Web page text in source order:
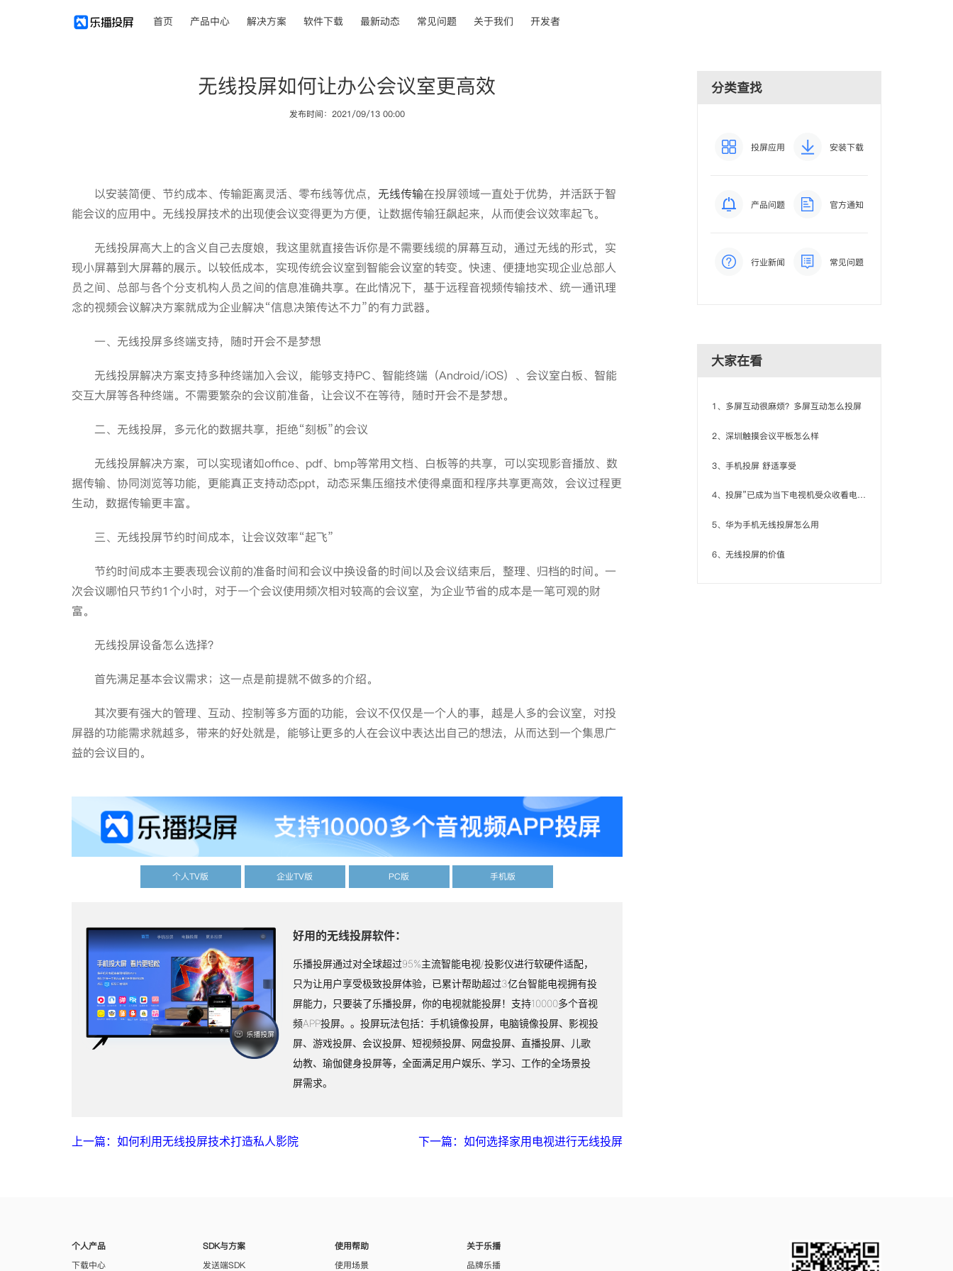
首页 产品中心 解决方案 软件下载 最新动态 常见问题 关于我们 开发者
无线投屏如何让办公会议室更高效
发布时间：2021/09/13 00:00
以安装简便、节约成本、传输距离灵活、零布线等优点， 无线传输在投屏领域一直处于优势，并活跃于智
能会议的应用中。无线投屏技术的出现使会议变得更为方便，让数据传输狂飙起来，从而使会议效率起飞。
无线投屏高大上的含义自己去度娘，我这里就直接告诉你是不需要线缆的屏幕互动，通过无线的形式，实
现小屏幕到大屏幕的展示。以较低成本，实现传统会议室到智能会议室的转变。快速、便捷地实现企业总部人
员之间、总部与各个分支机构人员之间的信息准确共享。在此情况下，基于远程音视频传输技术、统一通讯理
念的视频会议解决方案就成为企业解决“信息决策传达不力”的有力武器。
一、无线投屏多终端支持，随时开会不是梦想
无线投屏解决方案支持多种终端加入会议，能够支持PC、智能终端（Android/iOS）、会议室白板、智能
交互大屏等各种终端。不需要繁杂的会议前准备，让会议不在等待，随时开会不是梦想。
二、无线投屏，多元化的数据共享，拒绝“刻板”的会议
无线投屏解决方案，可以实现诸如office、pdf、bmp等常用文档、白板等的共享，可以实现影音播放、数
据传输、协同浏览等功能，更能真正支持动态ppt，动态采集压缩技术使得桌面和程序共享更高效，会议过程更
生动，数据传输更丰富。
三、无线投屏节约时间成本，让会议效率“起飞”
节约时间成本主要表现会议前的准备时间和会议中换设备的时间以及会议结束后，整理、归档的时间。一
次会议哪怕只节约1个小时，对于一个会议使用频次相对较高的会议室，为企业节省的成本是一笔可观的财
富。
无线投屏设备怎么选择？
首先满足基本会议需求；这一点是前提就不做多的介绍。
其次要有强大的管理、互动、控制等多方面的功能，会议不仅仅是一个人的事，越是人多的会议室，对投
屏器的功能需求就越多，带来的好处就是，能够让更多的人在会议中表达出自己的想法，从而达到一个集思广
益的会议目的。
个人TV版 企业TV版 PC版 手机版
好用的无线投屏软件：
乐播投屏通过对全球超过95%主流智能电视/投影仪进行软硬件适配，
只为让用户享受极致投屏体验，已累计帮助超过3亿台智能电视拥有投
屏能力，只要装了乐播投屏，你的电视就能投屏！支持10000多个音视
频APP投屏。。投屏玩法包括：手机镜像投屏，电脑镜像投屏、影视投
屏、游戏投屏、会议投屏、短视频投屏、网盘投屏、直播投屏、儿歌
幼教、瑜伽健身投屏等，全面满足用户娱乐、学习、工作的全场景投
屏需求。
上一篇：如何利用无线投屏技术打造私人影院 下一篇：如何选择家用电视进行无线投屏
分类查找
投屏应用 安装下载
产品问题 官方通知
行业新闻 常见问题
大家在看
1、多屏互动很麻烦？多屏互动怎么投屏
2、深圳触摸会议平板怎么样
3、手机投屏 舒适享受
4、投屏”已成为当下电视机受众收看电视内容的重要手段
5、华为手机无线投屏怎么用
6、无线投屏的价值
个人产品
下载中心
SDK与方案
发送端SDK
使用帮助
使用场景
关于乐播
品牌乐播